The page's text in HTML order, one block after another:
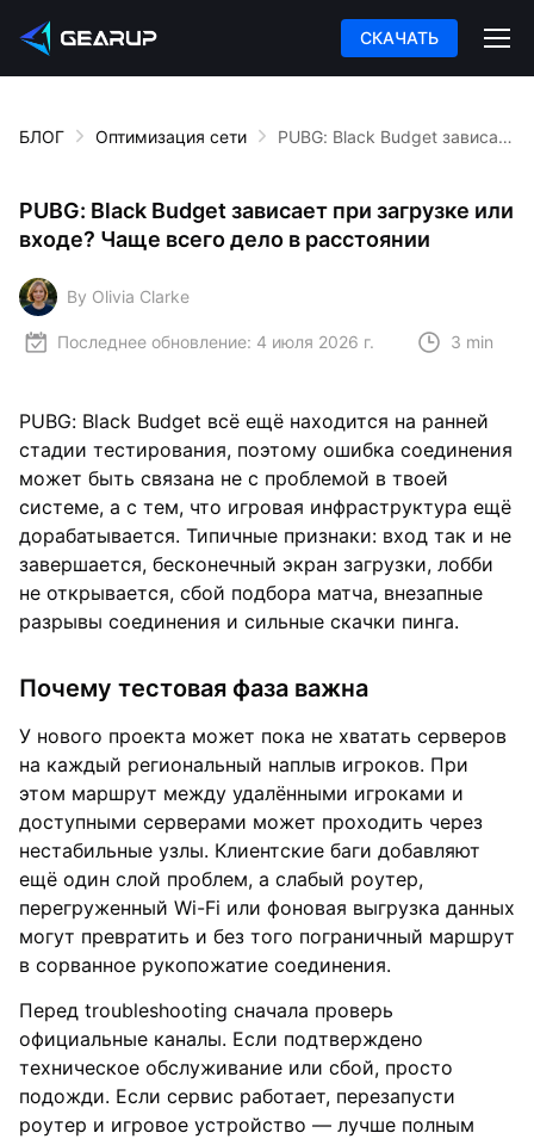
СКАЧАТЬ
БЛОГ Оптимизация сети PUBG: Black Budget зависает при загрузке или входе? Чаще всего дело в расстоянии
PUBG: Black Budget зависает при загрузке или
входе? Чаще всего дело в расстоянии
By Olivia Clarke
Последнее обновление: 4 июля 2026 г. 3 min
PUBG: Black Budget всё ещё находится на ранней
стадии тестирования, поэтому ошибка соединения
может быть связана не с проблемой в твоей
системе, а с тем, что игровая инфраструктура ещё
дорабатывается. Типичные признаки: вход так и не
завершается, бесконечный экран загрузки, лобби
не открывается, сбой подбора матча, внезапные
разрывы соединения и сильные скачки пинга.
Почему тестовая фаза важна
У нового проекта может пока не хватать серверов
на каждый региональный наплыв игроков. При
этом маршрут между удалёнными игроками и
доступными серверами может проходить через
нестабильные узлы. Клиентские баги добавляют
ещё один слой проблем, а слабый роутер,
перегруженный Wi-Fi или фоновая выгрузка данных
могут превратить и без того пограничный маршрут
в сорванное рукопожатие соединения.
Перед troubleshooting сначала проверь
официальные каналы. Если подтверждено
техническое обслуживание или сбой, просто
подожди. Если сервис работает, перезапусти
роутер и игровое устройство — лучше полным